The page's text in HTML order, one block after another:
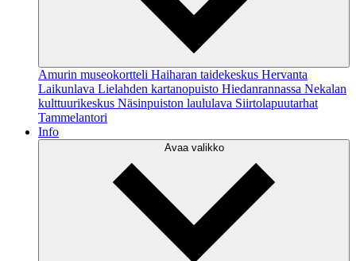
Amurin museokortteli Haiharan taidekeskus Hervanta
Laikunlava Lielahden kartanopuisto Hiedanrannassa Nekalan
kulttuurikeskus Näsinpuiston laululava Siirtolapuutarhat
Tammelantori
Info
Avaa valikko